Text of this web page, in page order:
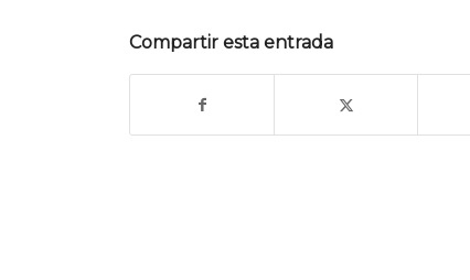
Compartir esta entrada